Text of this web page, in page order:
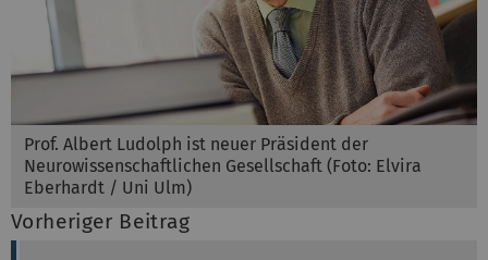
Prof. Albert Ludolph ist neuer Präsident der
Neurowissenschaftlichen Gesellschaft (Foto: Elvira
Eberhardt / Uni Ulm)
Vorheriger Beitrag